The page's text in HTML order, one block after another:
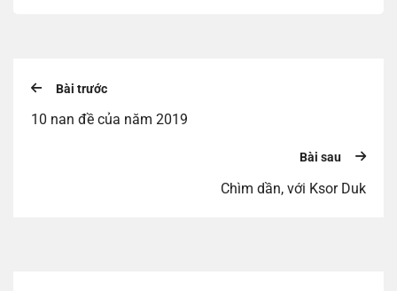
Bài trước
10 nan đề của năm 2019
Bài sau
Chìm dần, với Ksor Duk